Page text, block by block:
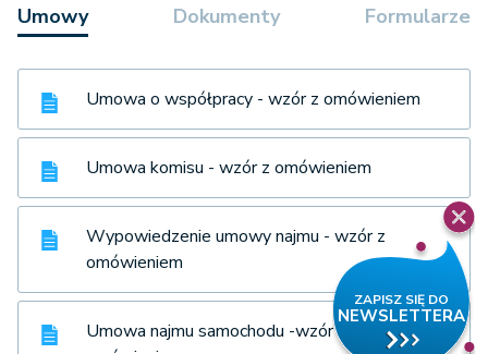
Umowy Dokumenty Formularze
Umowa o współpracy - wzór z omówieniem
Umowa komisu - wzór z omówieniem
Wypowiedzenie umowy najmu - wzór z
omówieniem
Umowa najmu samochodu -wzór z